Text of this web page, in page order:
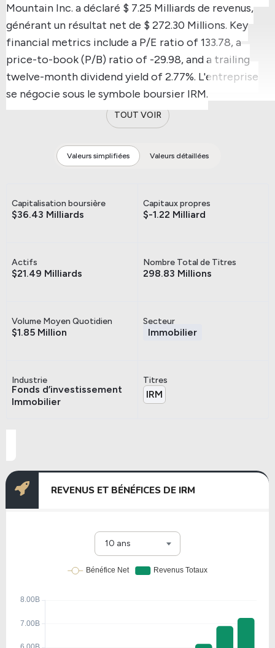
Mountain Inc. a déclaré $ 7.25 Milliards de revenus,
générant un résultat net de $ 272.30 Millions. Key
financial metrics include a P/E ratio of 133.78, a
price-to-book (P/B) ratio of -29.98, and a trailing
twelve-month dividend yield of 2.77%. L'entreprise
se négocie sous le symbole boursier IRM.
TOUT VOIR
Valeurs simplifiées Valeurs détaillées
Capitalisation boursière
$36.43 Milliards
Capitaux propres
$-1.22 Milliard
Actifs
$21.49 Milliards
Nombre Total de Titres
298.83 Millions
Volume Moyen Quotidien
$1.85 Million
Secteur
Immobilier
Industrie
Fonds d’investissement
Immobilier
Titres
IRM
REVENUS ET BÉNÉFICES DE IRM
10 ans